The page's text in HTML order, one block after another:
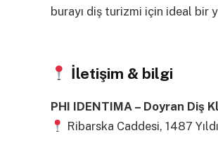
burayı diş turizmi için ideal bir
İletişim & bilgi
PHI IDENTIMA – Doyran Diş
Ribarska Caddesi, 1487